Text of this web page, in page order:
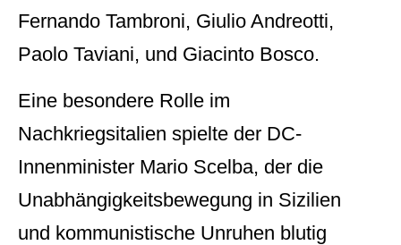
Fernando Tambroni, Giulio Andreotti,
Paolo Taviani, und Giacinto Bosco.
Eine besondere Rolle im
Nachkriegsitalien spielte der DC-
Innenminister Mario Scelba, der die
Unabhängigkeitsbewegung in Sizilien
und kommunistische Unruhen blutig